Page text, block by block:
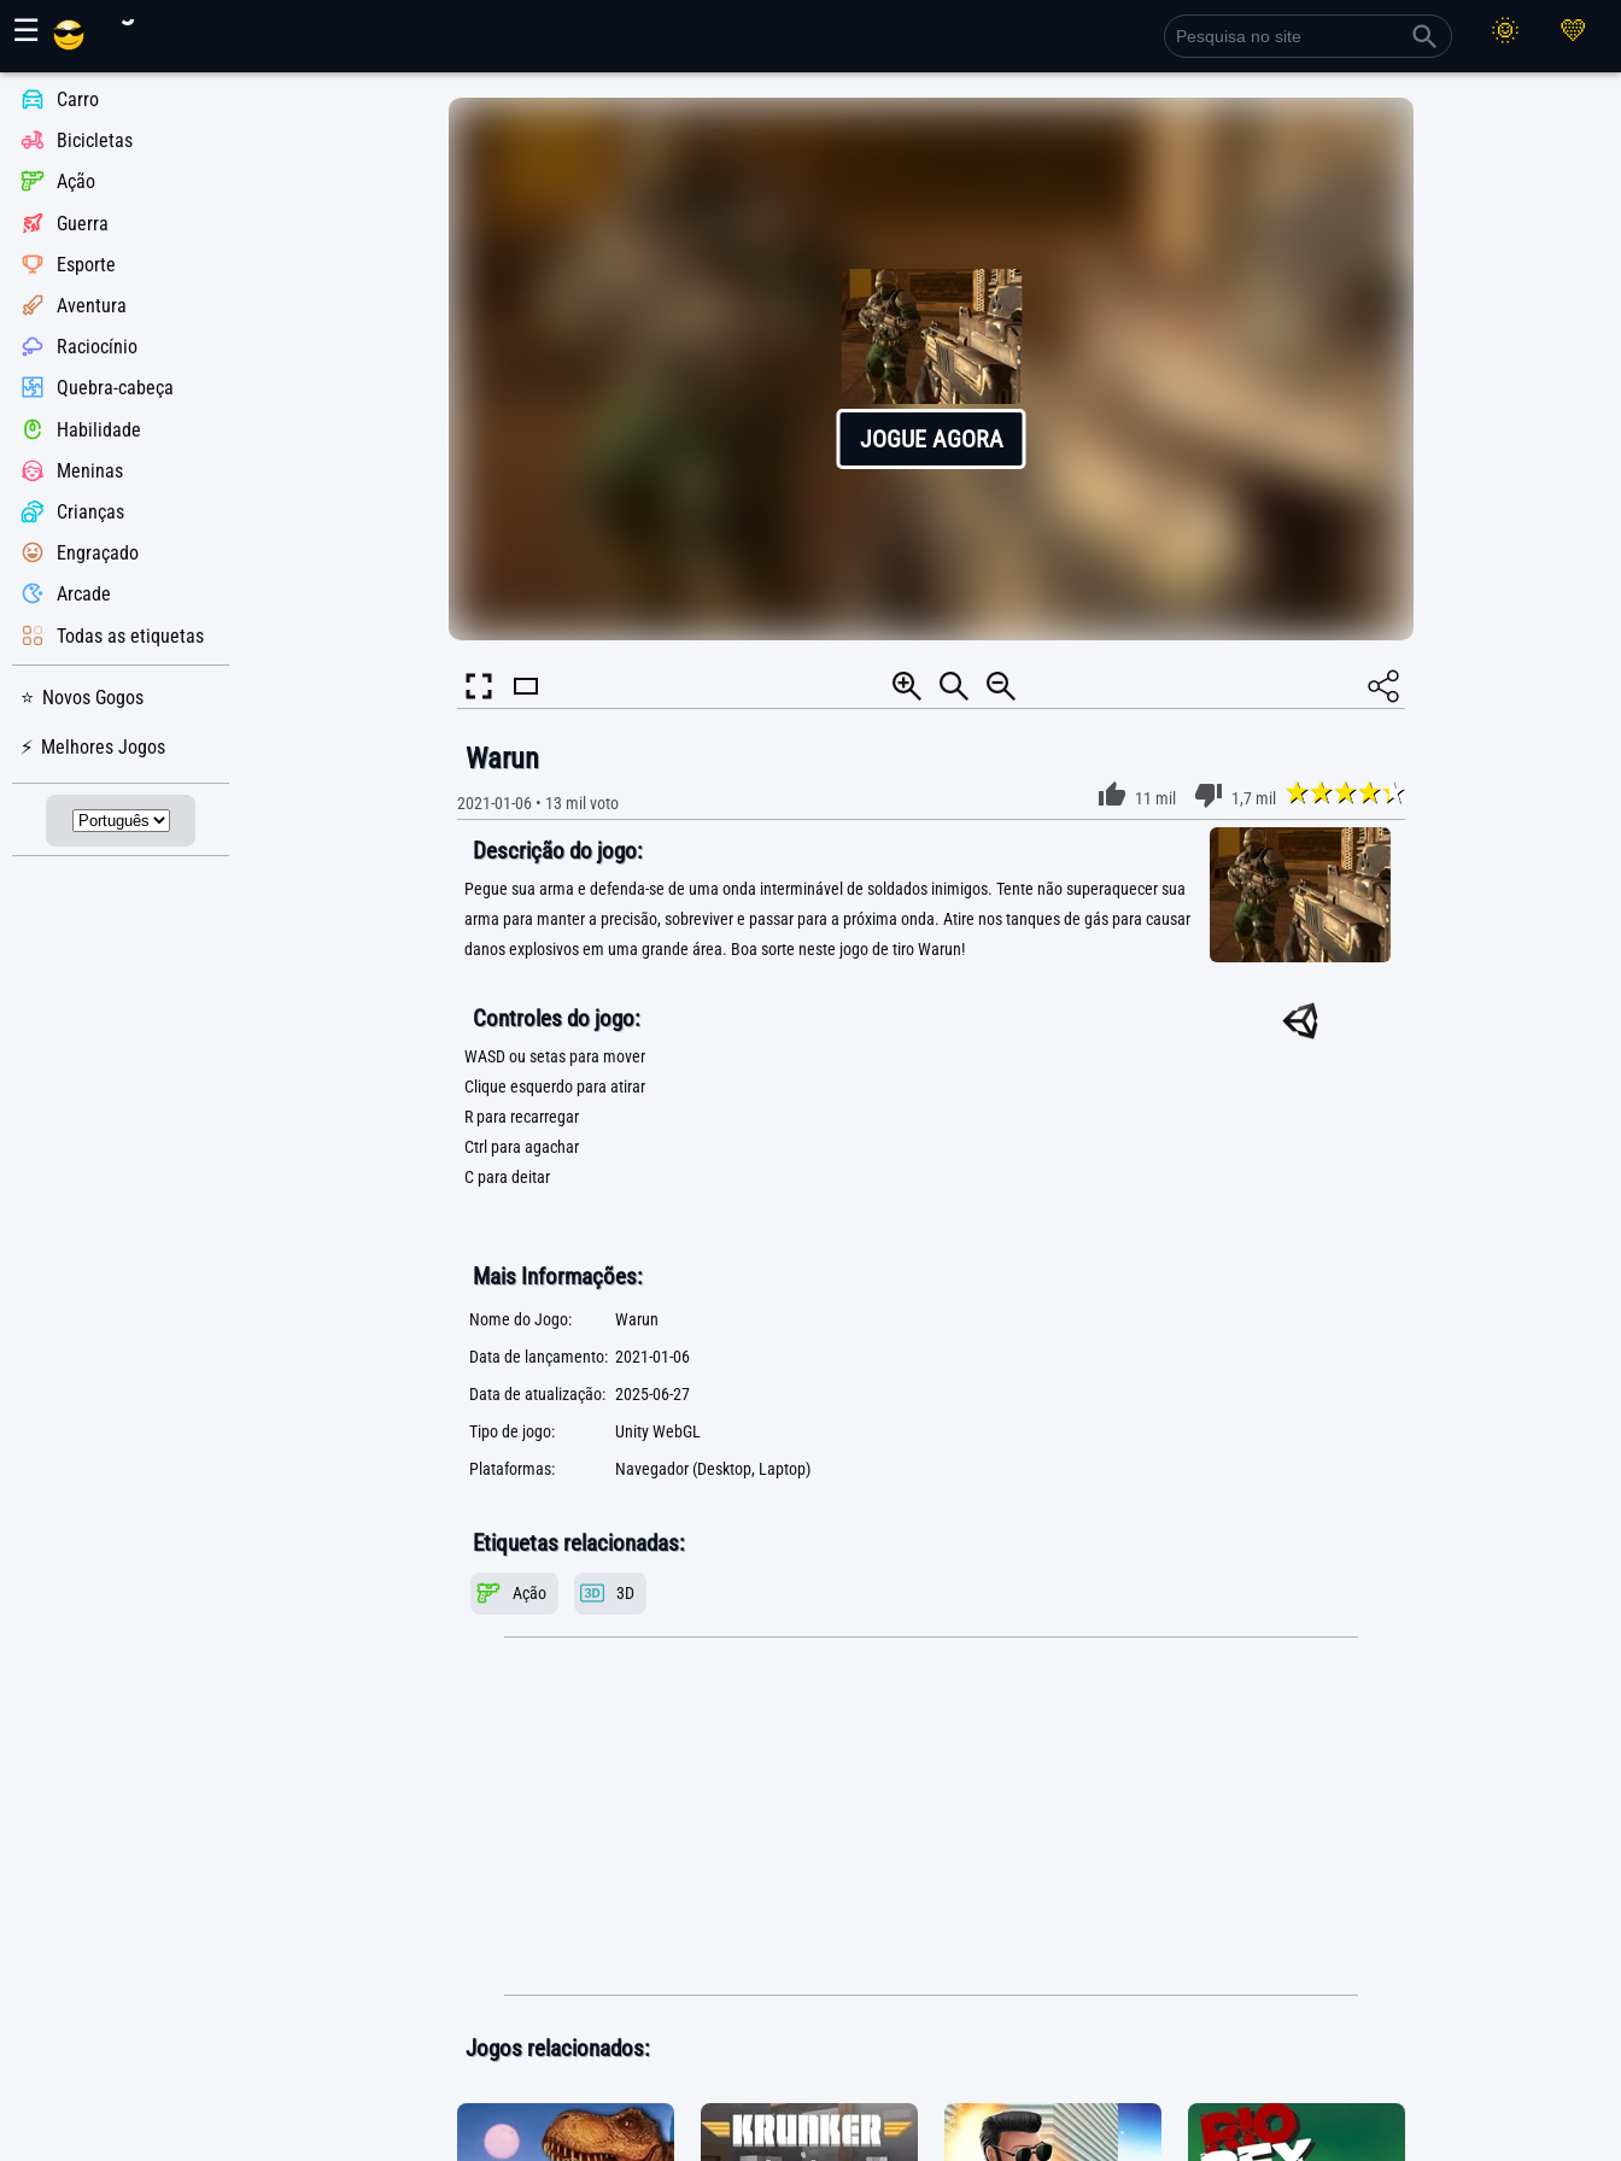
☰
Carro
Bicicletas
Ação
Guerra
Esporte
Aventura
Raciocínio
Quebra-cabeça
Habilidade
Meninas
Crianças
Engraçado
Arcade
Todas as etiquetas
Novos Gogos
Melhores Jogos
JOGUE AGORA
Warun
2021-01-06• 13 mil voto 11 mil 1,7 mil
Descrição do jogo:
Pegue sua arma e defenda-se de uma onda interminável de soldados inimigos. Tente não superaquecer sua
arma para manter a precisão, sobreviver e passar para a próxima onda. Atire nos tanques de gás para causar
danos explosivos em uma grande área. Boa sorte neste jogo de tiro Warun!
Controles do jogo:
WASD ou setas para mover
Clique esquerdo para atirar
R para recarregar
Ctrl para agachar
C para deitar
Mais Informações:
Nome do Jogo:
Warun
Data de lançamento: 2021-01-06
Data de atualização: 2025-06-27
Tipo de jogo:
Unity WebGL
Plataformas:
Navegador (Desktop, Laptop)
Etiquetas relacionadas:
Ação 3D
Jogos relacionados: